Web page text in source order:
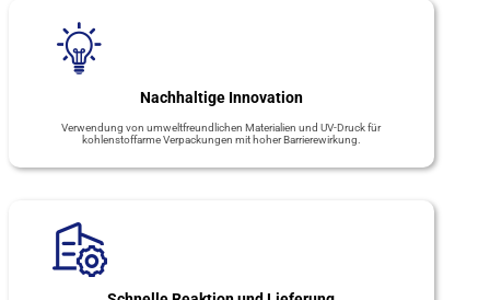
Nachhaltige Innovation
Verwendung von umweltfreundlichen Materialien und UV-Druck für
kohlenstoffarme Verpackungen mit hoher Barrierewirkung.